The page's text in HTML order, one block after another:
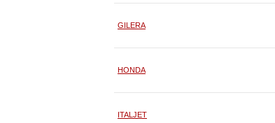
GILERA
HONDA
ITALJET